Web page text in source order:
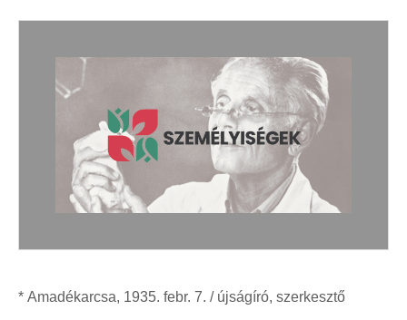
* Amadékarcsa, 1935. febr. 7. / újságíró, szerkesztő